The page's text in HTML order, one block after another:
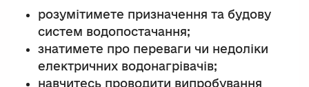
розумітимете призначення та будову
систем водопостачання;
знатимете про переваги чи недоліки
електричних водонагрівачів;
навчитесь проводити випробування